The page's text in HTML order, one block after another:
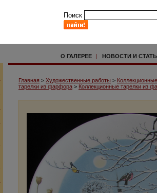
Поиск
О ГАЛЕРЕЕ | НОВОСТИ И
Главная > Художественные работы >
тарелки из фарфора > Коллекционные тарелки из